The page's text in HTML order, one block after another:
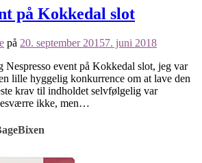
på Kokkedal slot
på 20. september 20157. juni 2018
Nespresso event på Kokkedal slot, jeg var
lille hyggelig konkurrence om at lave den
krav til indholdet selvfølgelig var
ikke, men…